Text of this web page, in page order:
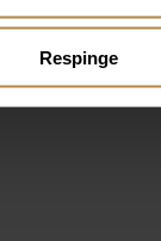
Respinge